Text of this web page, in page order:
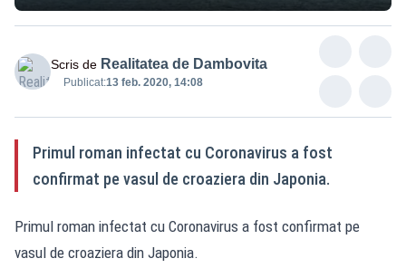
Scris de Realitatea de Dambovita
Publicat:13 feb. 2020, 14:08
Primul roman infectat cu Coronavirus a fost
confirmat pe vasul de croaziera din Japonia.
Primul roman infectat cu Coronavirus a fost confirmat pe
vasul de croaziera din Japonia.